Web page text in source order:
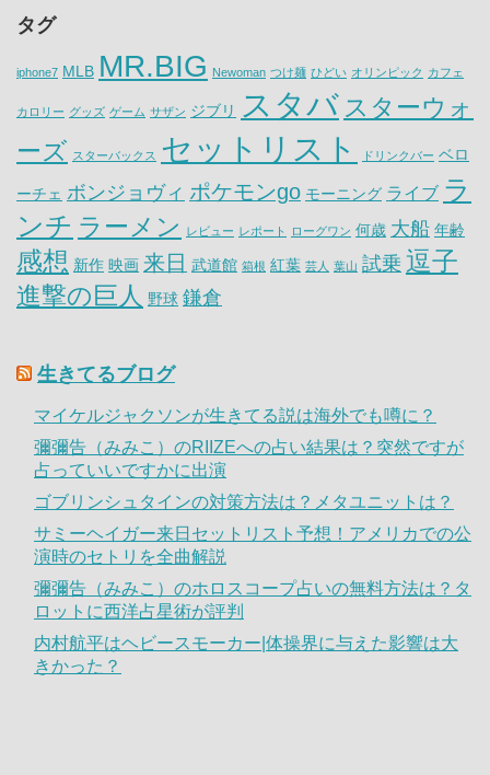
タグ
iphone7 MLB MR.BIG Newoman つけ麺 ひどい オリンピック カフェ
カロリー グッズ ゲーム サザン ジブリ スタバ スターウォ
ーズ スターバックス セットリスト ドリンクバー ベロ
ーチェ ボンジョヴィ ポケモンgo モーニング ライブ ラ
ンチ ラーメン レビュー レポート ローグワン 何歳 大船 年齢
感想 新作 映画 来日 武道館 箱根 紅葉 芸人 葉山 試乗 逗子
進撃の巨人 野球 鎌倉
生きてるブログ
マイケルジャクソンが生きてる説は海外でも噂に？
彌彌告（みみこ）のRIIZEへの占い結果は？突然ですが
占っていいですかに出演
ゴブリンシュタインの対策方法は？メタユニットは？
サミーヘイガー来日セットリスト予想！アメリカでの公
演時のセトリを全曲解説
彌彌告（みみこ）のホロスコープ占いの無料方法は？タ
ロットに西洋占星術が評判
内村航平はヘビースモーカー|体操界に与えた影響は大
きかった？